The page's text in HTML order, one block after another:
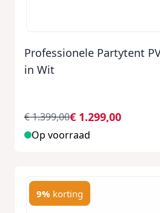
Professionele Partytent
in Wit
€ 1.299,00
€ 1.399,00
Op voorraad
9% korting